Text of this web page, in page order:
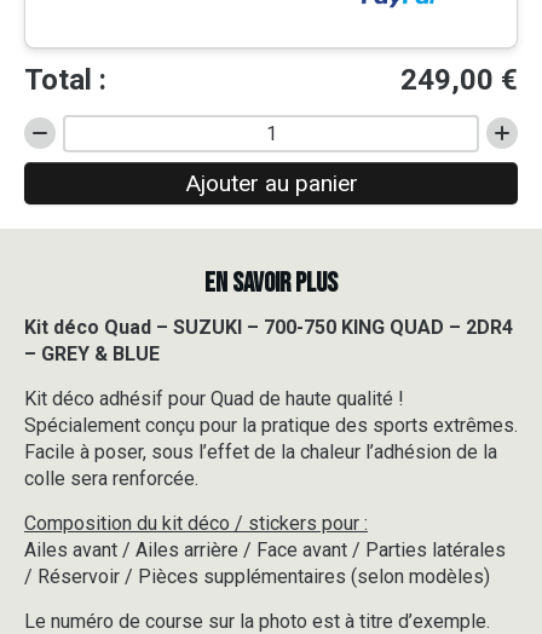
Total : 249,00 €
quantité
de
déco
Quad
700-
750
QUAD
-
2DR4
-
GREY
&
BLUE
Ajouter au panier
EN SAVOIR PLUS
Kit déco Quad – SUZUKI – 700-750 KING QUAD – 2DR4
– GREY & BLUE
Kit déco adhésif pour Quad de haute qualité !
Spécialement conçu pour la pratique des sports extrêmes.
Facile à poser, sous l’effet de la chaleur l’adhésion de la
colle sera renforcée.
Composition du kit déco / stickers pour :
Ailes avant / Ailes arrière / Face avant / Parties latérales
/ Réservoir / Pièces supplémentaires (selon modèles)
Le numéro de course sur la photo est à titre d’exemple.